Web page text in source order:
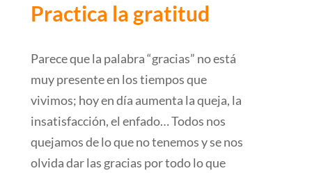
Practica la gratitud
Parece que la palabra “gracias” no está
muy presente en los tiempos que
vivimos; hoy en día aumenta la queja, la
insatisfacción, el enfado… Todos nos
quejamos de lo que no tenemos y se nos
olvida dar las gracias por todo lo que